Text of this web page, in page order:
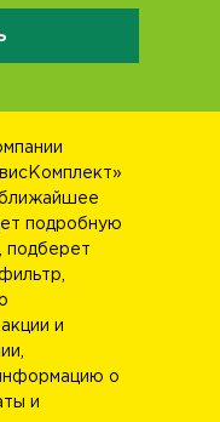
подробную
подберет
и
о
и